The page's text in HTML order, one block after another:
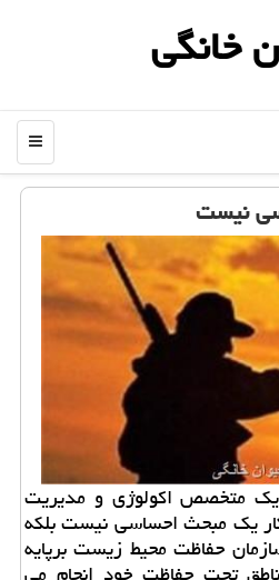
خانگی
منو
نیست
متخصص اكولوژی و مدیریت
یك مبحث احساسی نیست بلكه
حفاظت محیط زیست برپایه